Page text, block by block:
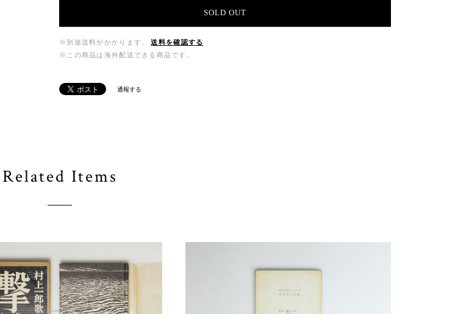
SOLD OUT
※別途送料がかかります。
送料を確認する
※この商品は海外配送できる商品です。
通報する
Related Items